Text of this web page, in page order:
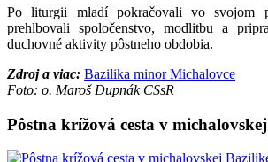
Po liturgii mladí pokračovali vo svojom
prehlbovali spoločenstvo, modlitbu a
duchovné aktivity pôstneho obdobia.
Zdroj a viac: Bazilika minor Michalovce
Foto: o. Maroš Dupnák CSsR
Pôstna krížová cesta v